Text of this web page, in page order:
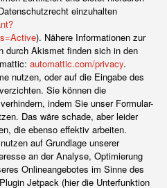
einzuhalten
). Nähere Informationen zur
durch Akismet finden sich in den
automattic.com/privacy.
nutzen, oder auf die Eingabe des
Sie können die
indem Sie unser Formular-
Das wäre schade, aber leider
die ebenso effektiv arbeiten.
auf Grundlage unserer
an der Analyse, Optimierung
Onlineangebotes im Sinne des
Jetpack (hier die Unterfunktion